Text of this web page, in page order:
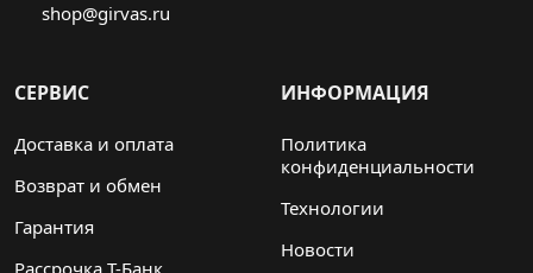
shop@girvas.ru
СЕРВИС
Доставка и оплата
Возврат и обмен
Гарантия
ИНФОРМАЦИЯ
Политика
конфиденциальности
Технологии
Новости